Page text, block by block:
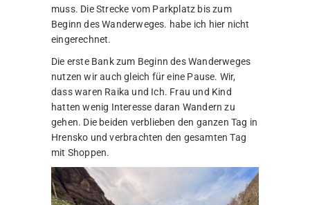
muss. Die Strecke vom Parkplatz bis zum
Beginn des Wanderweges. habe ich hier nicht
eingerechnet.
Die erste Bank zum Beginn des Wanderweges
nutzen wir auch gleich für eine Pause. Wir,
dass waren Raika und Ich. Frau und Kind
hatten wenig Interesse daran Wandern zu
gehen. Die beiden verblieben den ganzen Tag in
Hrensko und verbrachten den gesamten Tag
mit Shoppen.